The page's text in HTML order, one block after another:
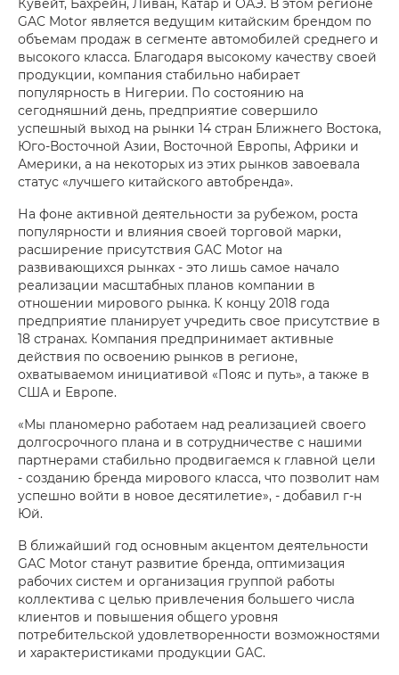
GAC Motor является ведущим китайским брендом по
объемам продаж в сегменте автомобилей среднего и
высокого класса. Благодаря высокому качеству своей
продукции, компания стабильно набирает
популярность в Нигерии. По состоянию на
сегодняшний день, предприятие совершило
успешный выход на рынки 14 стран Ближнего Востока,
Юго-Восточной Азии, Восточной Европы, Африки и
Америки, а на некоторых из этих рынков завоевала
статус «лучшего китайского автобренда».
На фоне активной деятельности за рубежом, роста
популярности и влияния своей торговой марки,
расширение присутствия GAC Motor на
развивающихся рынках - это лишь самое начало
реализации масштабных планов компании в
отношении мирового рынка. К концу 2018 года
предприятие планирует учредить свое присутствие в
18 странах. Компания предпринимает активные
действия по освоению рынков в регионе,
охватываемом инициативой «Пояс и путь», а также в
США и Европе.
«Мы планомерно работаем над реализацией своего
долгосрочного плана и в сотрудничестве с нашими
партнерами стабильно продвигаемся к главной цели
- созданию бренда мирового класса, что позволит нам
успешно войти в новое десятилетие», - добавил г-н
Юй.
В ближайший год основным акцентом деятельности
GAC Motor станут развитие бренда, оптимизация
рабочих систем и организация группой работы
коллектива с целью привлечения большего числа
клиентов и повышения общего уровня
потребительской удовлетворенности возможностями
и характеристиками продукции GAC.